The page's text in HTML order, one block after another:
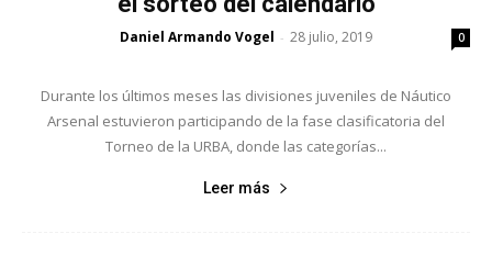
Daniel Armando Vogel - 28 julio, 2019 0
Durante los últimos meses las divisiones juveniles de Náutico
Arsenal estuvieron participando de la fase clasificatoria del
Torneo de la URBA, donde las categorías...
Leer más